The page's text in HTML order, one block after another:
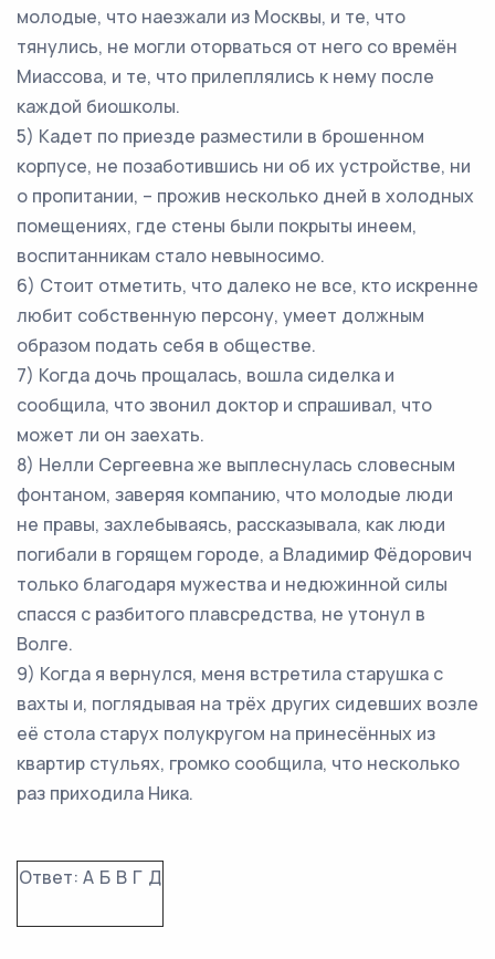
молодые, что наезжали из Москвы, и те, что
тянулись, не могли оторваться от него со времён
Миассова, и те, что прилеплялись к нему после
каждой биошколы.
5) Кадет по приезде разместили в брошенном
корпусе, не позаботившись ни об их устройстве, ни
о пропитании, – прожив несколько дней в холодных
помещениях, где стены были покрыты инеем,
воспитанникам стало невыносимо.
6) Стоит отметить, что далеко не все, кто искренне
любит собственную персону, умеет должным
образом подать себя в обществе.
7) Когда дочь прощалась, вошла сиделка и
сообщила, что звонил доктор и спрашивал, что
может ли он заехать.
8) Нелли Сергеевна же выплеснулась словесным
фонтаном, заверяя компанию, что молодые люди
не правы, захлебываясь, рассказывала, как люди
погибали в горящем городе, а Владимир Фёдорович
только благодаря мужества и недюжинной силы
спасся с разбитого плавсредства, не утонул в
Волге.
9) Когда я вернулся, меня встретила старушка с
вахты и, поглядывая на трёх других сидевших возле
её стола старух полукругом на принесённых из
квартир стульях, громко сообщила, что несколько
раз приходила Ника.
Ответ: А Б В Г Д